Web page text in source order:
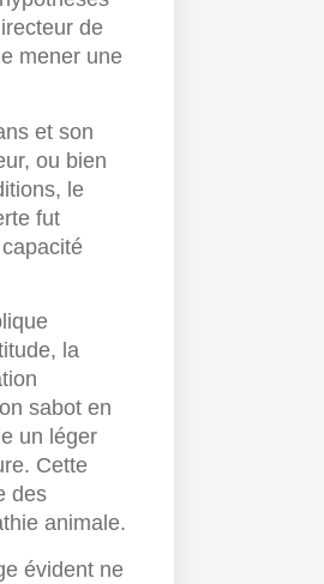
de
mener une
et son
ou bien
le
fut
la
sabot en
un léger
Cette
des
animale.
évident ne